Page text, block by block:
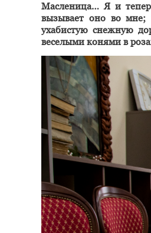
Масленица… Я и
вызывает оно во мне;
ухабистую снежную
веселыми конями в